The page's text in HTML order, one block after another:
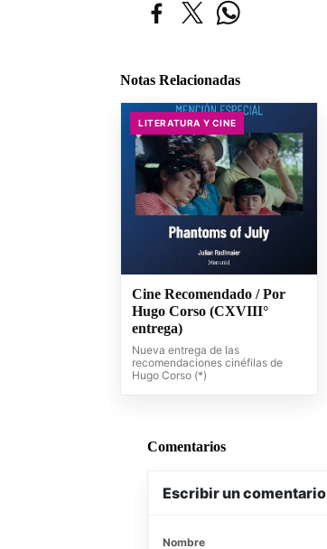
Notas Relacionadas
LITERATURA Y CINE
Cine Recomendado / Por
Hugo Corso (CXVIII°
entrega)
Nueva entrega de las
recomendaciones cinéfilas de
Hugo Corso (*)
Comentarios
Escribir un comentario
Nombre